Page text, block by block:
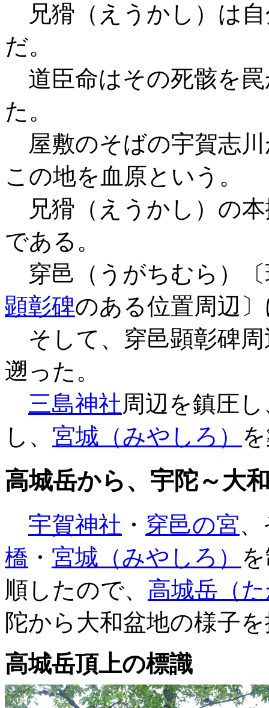
兄猾（えうかし）は
だ。
道臣命はその死骸を
た。
屋敷のそばの宇賀志
この地を 血原という。
兄猾（えうかし）の
である。
穿邑（うがちむら）
顕彰碑のある位置周辺
そして、穿邑顕彰碑
遡った。
三島神社周辺を鎮圧し
し、 宮城（みやしろ）
高城岳から、宇陀～大
宇賀神社 ・ 穿邑の宮
橋 ・ 宮城（みやしろ）
順したので、 高城岳（
陀から大和盆地の様子
高城岳頂上の標識